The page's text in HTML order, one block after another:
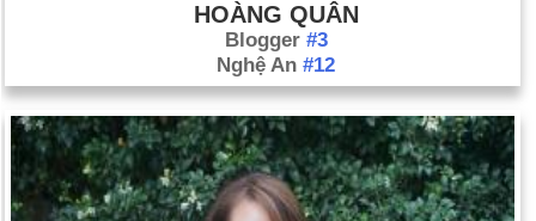
HOÀNG QUÂN
Blogger #3
Nghệ An #12